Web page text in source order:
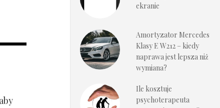
ekranie
Amortyzator Mercedes
Klasy E W212 – kiedy
naprawa jest lepsza niż
wymiana?
Ile kosztuje
psychoterapeuta